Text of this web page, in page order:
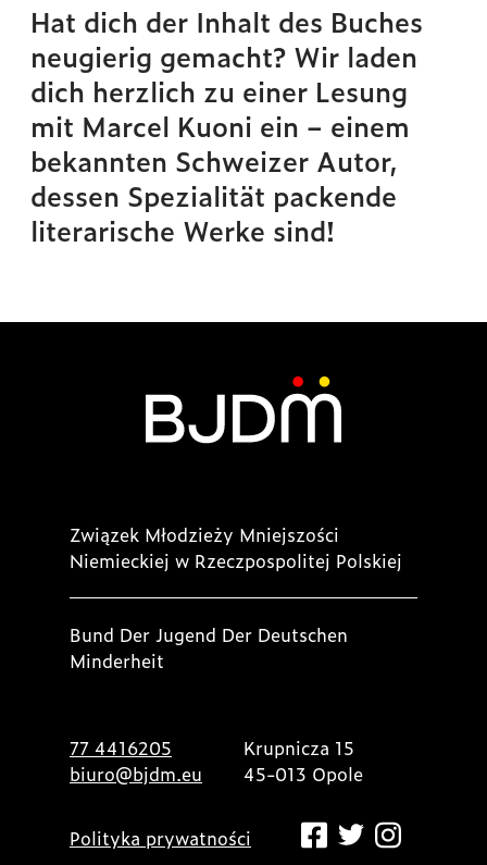
Hat dich der Inhalt des Buches
neugierig gemacht? Wir laden
dich herzlich zu einer Lesung
mit Marcel Kuoni ein – einem
bekannten Schweizer Autor,
dessen Spezialität packende
literarische Werke sind!
Związek Młodzieży Mniejszości
Niemieckiej w Rzeczpospolitej Polskiej
Bund Der Jugend Der Deutschen
Minderheit
77 4416205
biuro@bjdm.eu
Krupnicza 15
45-013 Opole
Polityka prywatności